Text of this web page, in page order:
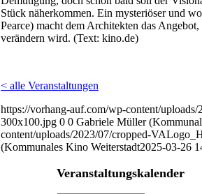
Stück näherkommen. Ein mysteriöser und
Pearce) macht dem Architekten das
verändern wird. (Text: kino.de)
< alle Veranstaltungen
https://vorhang-auf.com/wp-content/
300x100.jpg 0 0 Gabriele Müller
content/uploads/2023/07/cropped-
(Kommunales Kino Weiterstadt2025-03-26
Veranstaltungskalender